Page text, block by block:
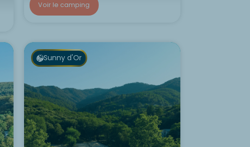
Voir le camping
Sunny d'Or